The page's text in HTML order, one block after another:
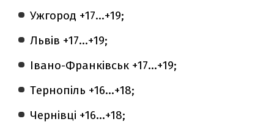
Ужгород +17...+19;
Львів +17...+19;
Івано-Франківськ +17...+19;
Тернопіль +16...+18;
Чернівці +16...+18;